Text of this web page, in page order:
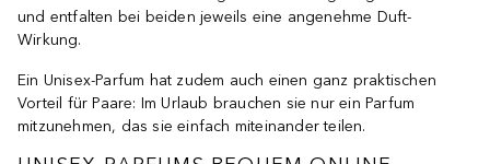
und entfalten bei beiden jeweils eine angenehme Duft-
Wirkung.
Ein Unisex-Parfum hat zudem auch einen ganz praktischen
Vorteil für Paare: Im Urlaub brauchen sie nur ein Parfum
mitzunehmen, das sie einfach miteinander teilen.